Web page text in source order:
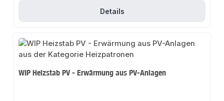
Details
WIP Heizstab PV - Erwärmung aus PV-Anlagen